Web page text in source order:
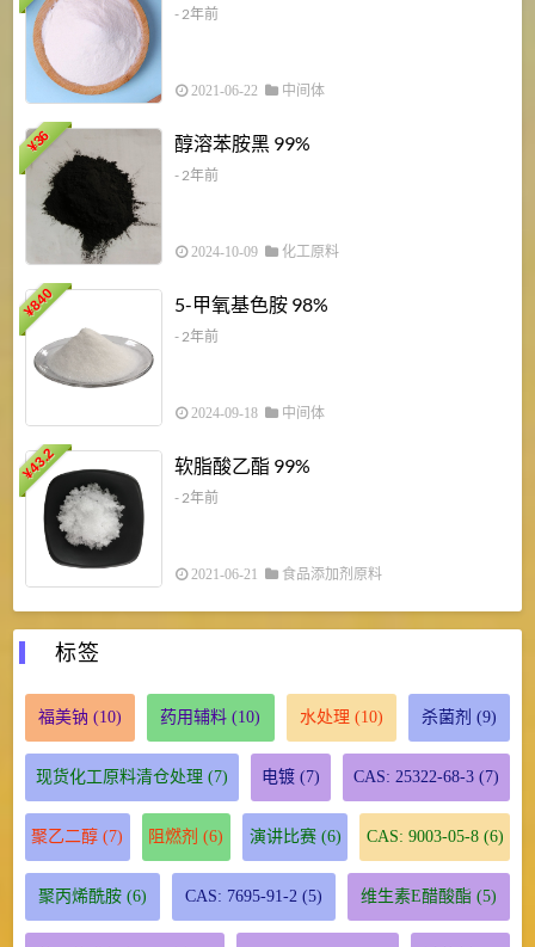
- 2年前
2021-06-22 中间体
¥
36 醇溶苯胺黑 99%
- 2年前
2024-10-09 化工原料
¥
840 5-甲氧基色胺 98%
- 2年前
2024-09-18 中间体
¥
43.2 软脂酸乙酯 99%
- 2年前
2021-06-21 食品添加剂原料
标签
福美钠 (10) 药用辅料 (10) 水处理 (10) 杀菌剂 (9)
现货化工原料清仓处理 (7) 电镀 (7) CAS: 25322-68-3 (7)
聚乙二醇 (7) 阻燃剂 (6) 演讲比赛(6) CAS: 9003-05-8(6)
聚丙烯酰胺(6) CAS: 7695-91-2 (5) 维生素E醋酸酯 (5)